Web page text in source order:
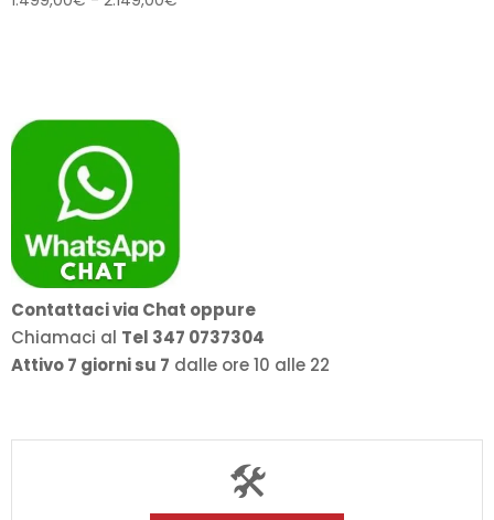
2.149,00€
Contattaci via Chat oppure
Chiamaci al Tel 347 0737304
Attivo 7 giorni su 7 dalle ore 10 alle 22
🛠️